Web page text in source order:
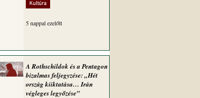
Kultúra
5 nappal ezelőtt
A Rothschildok és a Pentagon
bizalmas feljegyzése: „Hét
ország kiiktatása… Irán
végleges legyőzése”